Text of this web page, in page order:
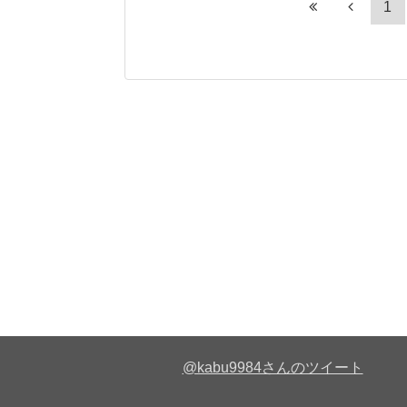
1
@kabu9984さんのツイート